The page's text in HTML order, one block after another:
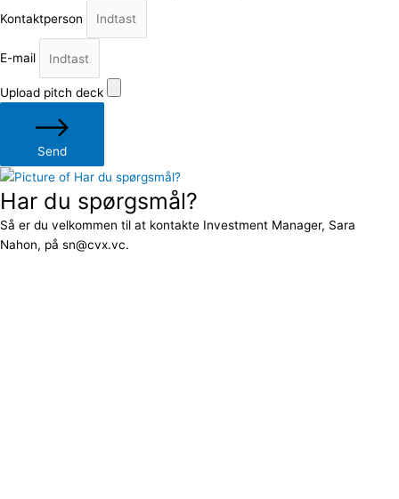
Kontaktperson
E-mail
Upload pitch deck
Send
Har du spørgsmål?
Så er du velkommen til at kontakte Investment Manager, Sara
Nahon, på sn@cvx.vc.